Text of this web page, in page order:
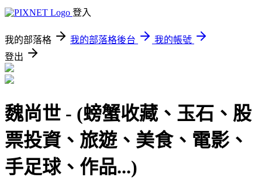
登入
我的部落格 我的部落格後台
我的帳號
登出
魏尚世 - (螃蟹收藏、玉石、股
票投資、旅遊、美食、電影、
手足球、作品...)